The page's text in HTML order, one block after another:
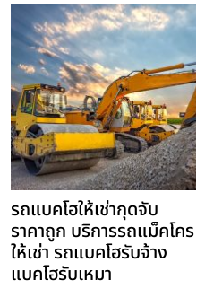
รถแบคโฮให้เช่ากุดจับ
ราคาถูก บริการรถแม็คโคร
ให้เช่า รถแบคโฮรับจ้าง
แบคโฮรับเหมา